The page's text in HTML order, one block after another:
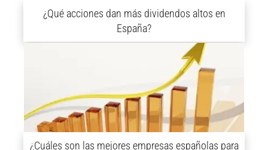
¿Qué acciones dan más dividendos altos en
España?
¿Cuáles son las mejores empresas españolas para